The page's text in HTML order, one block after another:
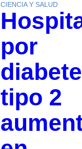
CIENCIA Y SALUD
por
tipo 2